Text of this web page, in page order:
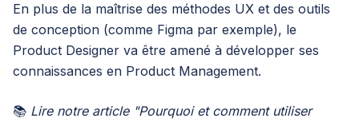
En plus de la maîtrise des méthodes UX et des outils
de conception (comme Figma par exemple), le
Product Designer va être amené à développer ses
connaissances en Product Management.
📚 Lire notre article "Pourquoi et comment utiliser